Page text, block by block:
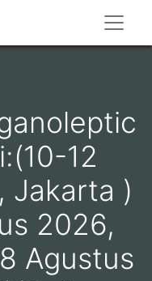
12
Jakarta )
2026,
Agustus